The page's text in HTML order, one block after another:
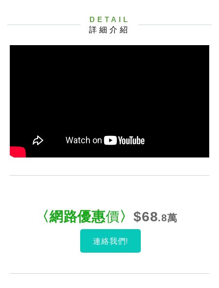
DETAIL
詳細介紹
〈網路優惠價〉$68.8萬
連絡我們!